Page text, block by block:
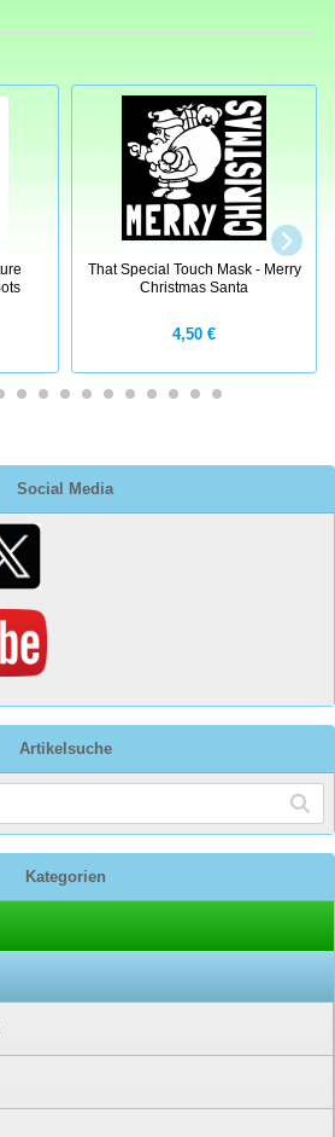
Social Media
Artikelsuche
Kategorien
That Special Touch Mask - Merry
Christmas Santa
4,50 €